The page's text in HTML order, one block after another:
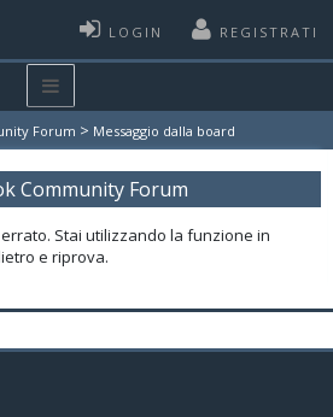
LOGIN REGISTRATI
Forum > Messaggio dalla board
Community Forum
Stai utilizzando la funzione in
e riprova.